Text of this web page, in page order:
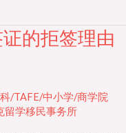
的拒签理由
/TAFE/中小学/商学院
留学移民事务所